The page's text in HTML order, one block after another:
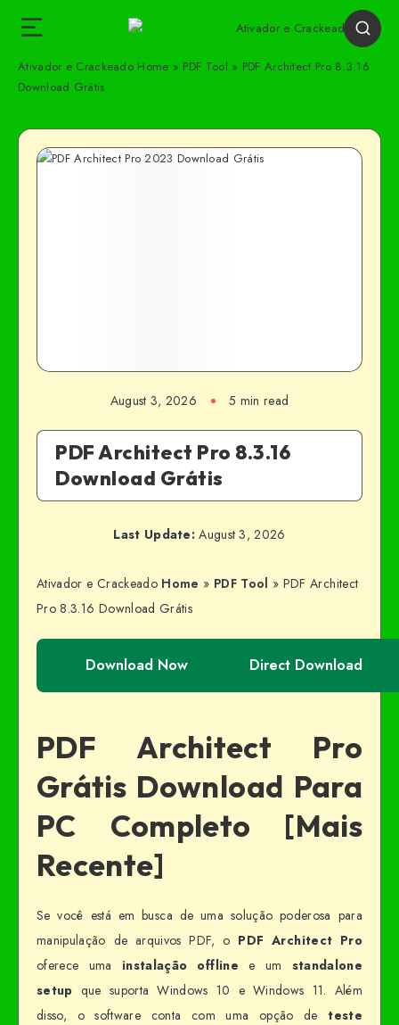
Ativador e Crackeado Home » PDF Tool » PDF Architect Pro 8.3.16
Download Grátis
August 3, 2026 5 min read
PDF Architect Pro 8.3.16
Download Grátis
Last Update: August 3, 2026
Ativador e Crackeado Home » PDF Tool » PDF Architect
Pro 8.3.16 Download Grátis
Download Now Direct Download
PDF Architect Pro
Grátis Download Para
PC Completo [Mais
Recente]
Se você está em busca de uma solução poderosa para
manipulação de arquivos PDF, o PDF Architect Pro
oferece uma instalação offline e um standalone
setup que suporta Windows 10 e Windows 11. Além
disso, o software conta com uma opção deteste